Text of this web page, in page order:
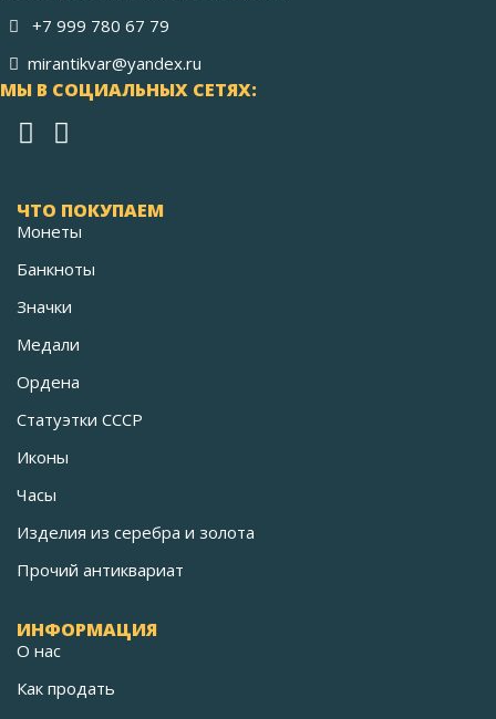
+7 999 780 67 79
mirantikvar@yandex.ru
МЫ В СОЦИАЛЬНЫХ СЕТЯХ:
ЧТО ПОКУПАЕМ
Монеты
Банкноты
Значки
Медали
Ордена
Статуэтки СССР
Иконы
Часы
Изделия из серебра и золота
Прочий антиквариат
ИНФОРМАЦИЯ
О нас
Как продать